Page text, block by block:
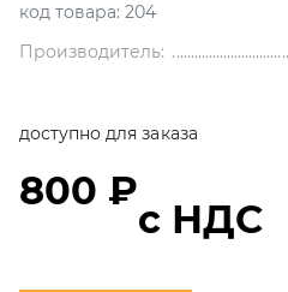
код товара: 204
Производитель:
доступно для заказа
800 ₽
с НДС